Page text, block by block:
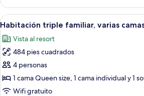
size
y
sofá
cama
doble
superior,
1
Queen
size
sofá
cama
Abrir
todas
las
fotos
de
Habitación
triple
Caja de
6
Habitación triple familiar, varias
Vista al resort
484 pies cuadrados
4 personas
1 cama Queen size, 1 cama individual y 1
Wifi gratuito